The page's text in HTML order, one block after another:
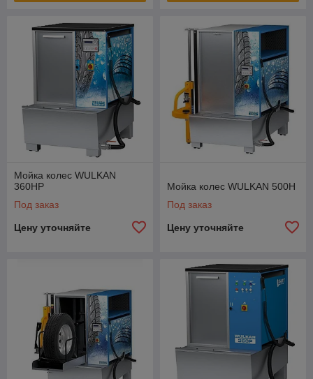
Мойка колес WULKAN
360HP
Под заказ
Цену уточняйте
Мойка колес WULKAN 500H
Под заказ
Цену уточняйте